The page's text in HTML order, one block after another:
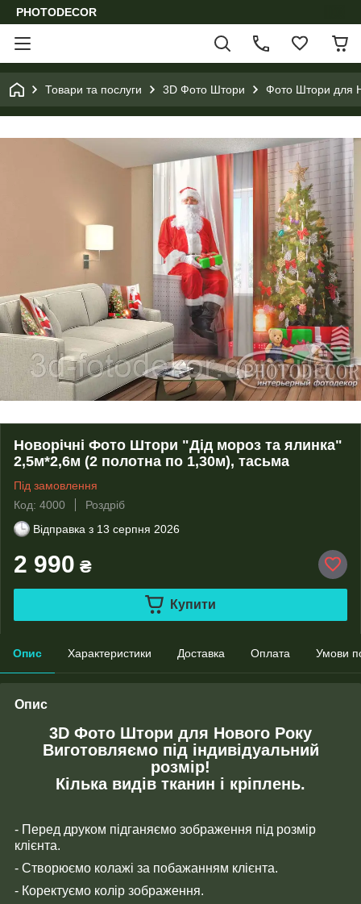
PHOTODECOR
Товари та послуги 3D Фото Штори Фото Штори для
Новорічні Фото Штори "Дід мороз та ялинка"
2,5м*2,6м (2 полотна по 1,30м), тасьма
Під замовлення
Код: 4000
Роздріб
Відправка з 13 серпня 2026
2 990 ₴
Купити
Опис Характеристики Доставка Оплата Умови
Опис
3D Фото Штори для Нового Року
Виготовляємо під індивідуальний
розмір!
Кілька видів тканин і кріплень.
- Перед друком підганяємо зображення під розмір
клієнта.
- Створюємо колажі за побажанням клієнта.
- Коректуємо колір зображення.